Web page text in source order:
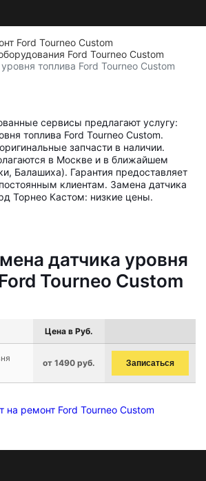
Ford Tourneo Custom
Ford Tourneo Custom
топлива Ford Tourneo Custom
сервисы предлагают услугу:
топлива Ford Tourneo Custom.
запчасти в наличии.
в Москве и в ближайшем
Балашиха). Гарантия предоставляет
клиентам. Замена датчика
Торнео Кастом: низкие цены.
датчика уровня
Tourneo Custom
Цена в Руб.
от 1490 руб. Записаться
на ремонт Ford Tourneo Custom